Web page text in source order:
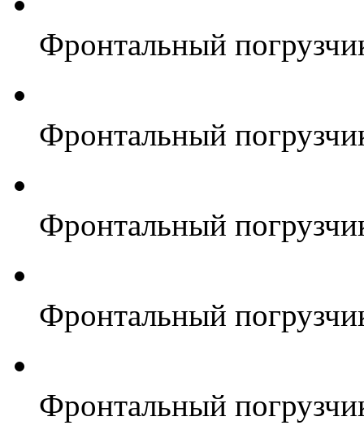
Фронтальный
Фронтальный
Фронтальный
Фронтальный
Фронтальный